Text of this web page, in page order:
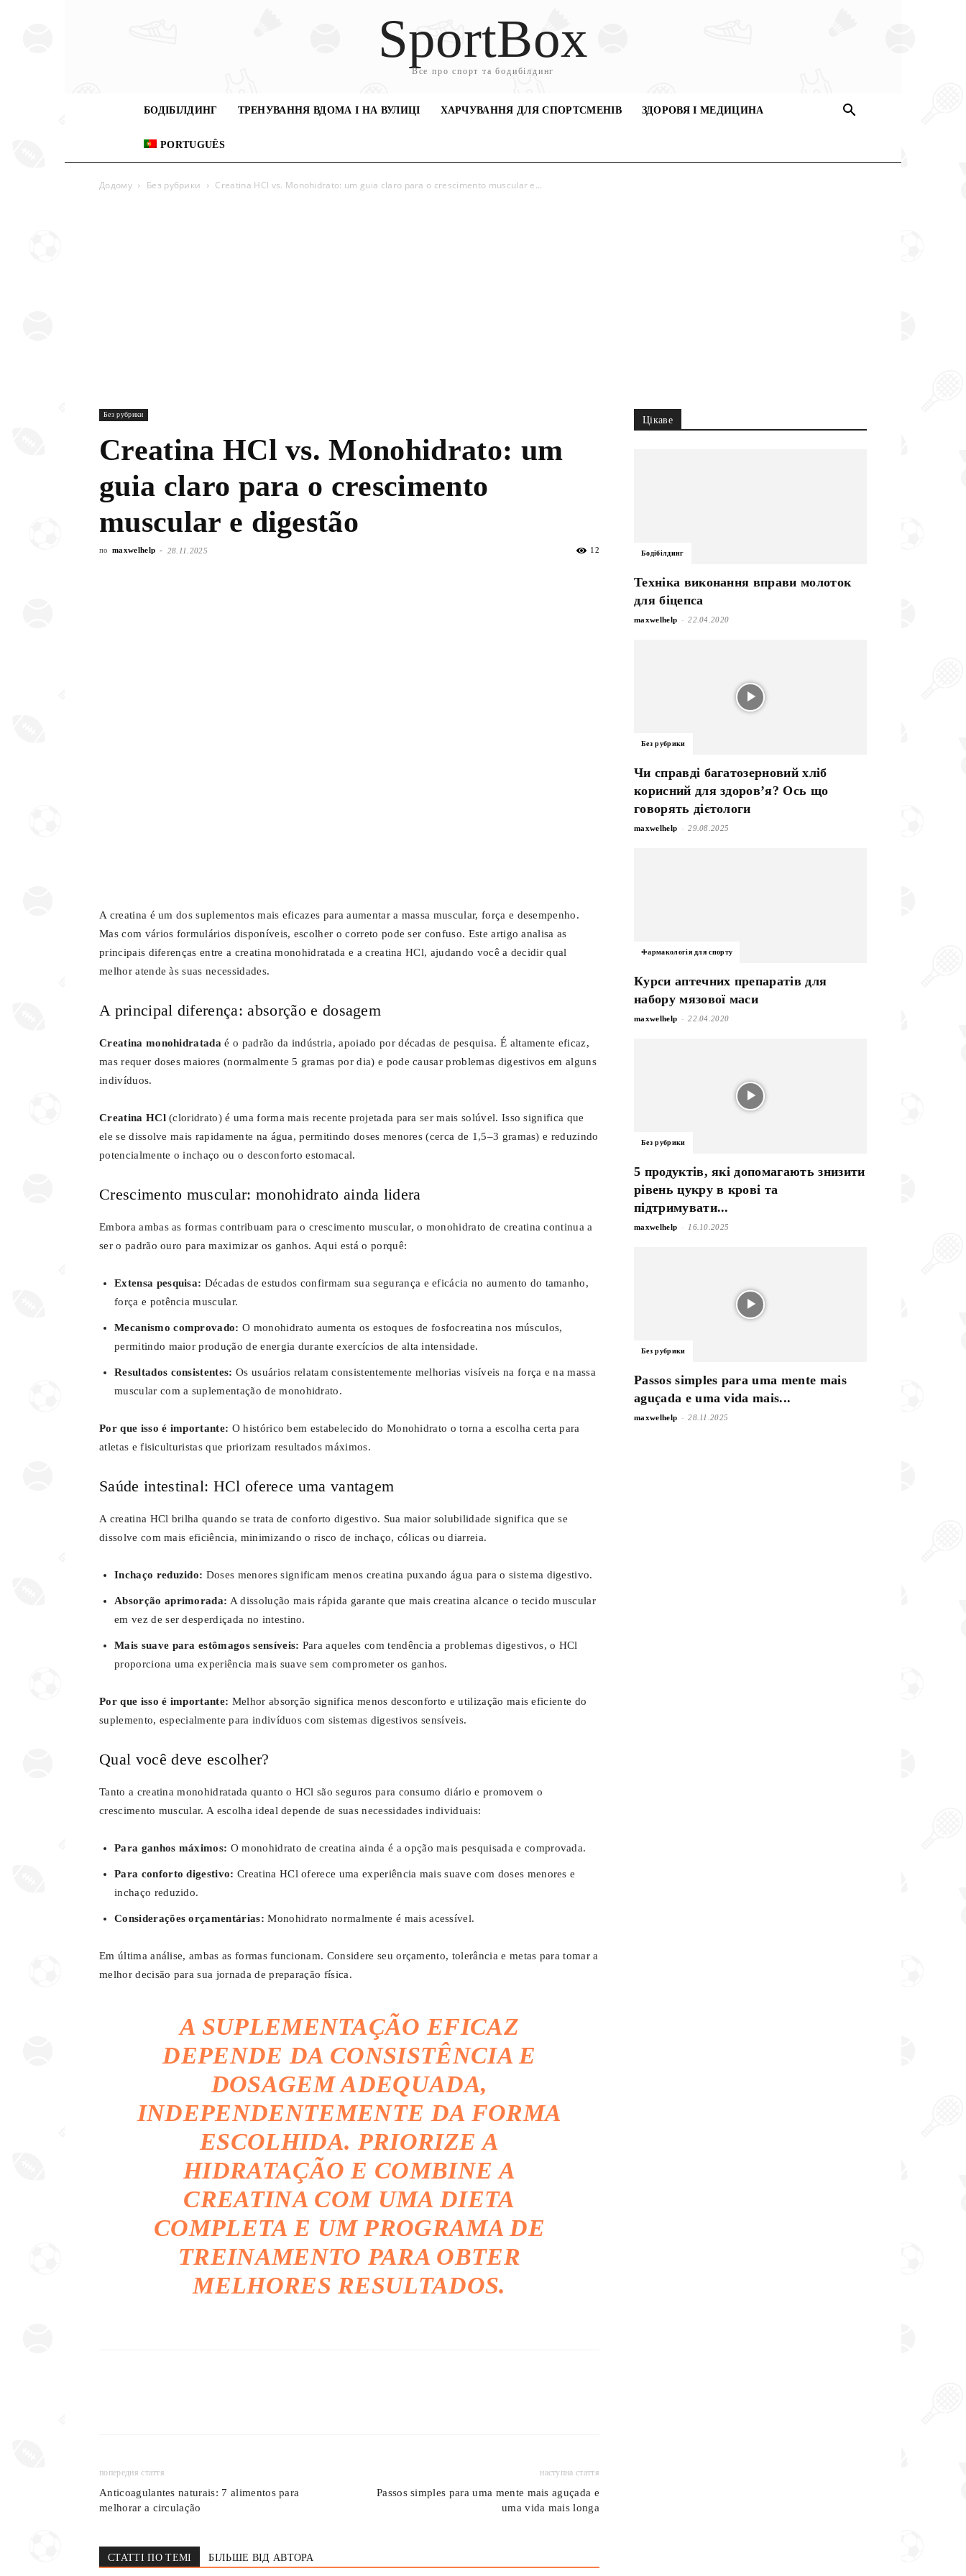
SportBox
Все про спорт та бодибілдинг
БОДІБІЛДИНГ ТРЕНУВАННЯ ВДОМА І НА ВУЛИЦІ ХАРЧУВАННЯ ДЛЯ СПОРТСМЕНІВ ЗДОРОВЯ І МЕДИЦИНА
PORTUGUÊS
Додому Без рубрики Creatina HCl vs. Monohidrato: um guia claro para o crescimento muscular e...
Без рубрики
Creatina HCl vs. Monohidrato: um
guia claro para o crescimento
muscular e digestão
по maxwelhelp - 28.11.2025 12
A creatina é um dos suplementos mais eficazes para aumentar a massa muscular, força e desempenho.
Mas com vários formulários disponíveis, escolher o correto pode ser confuso. Este artigo analisa as
principais diferenças entre a creatina monohidratada e a creatina HCl, ajudando você a decidir qual
melhor atende às suas necessidades.
A principal diferença: absorção e dosagem
Creatina monohidratada é o padrão da indústria, apoiado por décadas de pesquisa. É altamente eficaz,
mas requer doses maiores (normalmente 5 gramas por dia) e pode causar problemas digestivos em alguns
indivíduos.
Creatina HCl(cloridrato) é uma forma mais recente projetada para ser mais solúvel. Isso significa que
ele se dissolve mais rapidamente na água, permitindo doses menores (cerca de 1,5–3 gramas) e reduzindo
potencialmente o inchaço ou o desconforto estomacal.
Crescimento muscular: monohidrato ainda lidera
Embora ambas as formas contribuam para o crescimento muscular, o monohidrato de creatina continua a
ser o padrão ouro para maximizar os ganhos. Aqui está o porquê:
Extensa pesquisa: Décadas de estudos confirmam sua segurança e eficácia no aumento do tamanho,
força e potência muscular.
Mecanismo comprovado: O monohidrato aumenta os estoques de fosfocreatina nos músculos,
permitindo maior produção de energia durante exercícios de alta intensidade.
Resultados consistentes: Os usuários relatam consistentemente melhorias visíveis na força e na massa
muscular com a suplementação de monohidrato.
Por que isso é importante: O histórico bem estabelecido do Monohidrato o torna a escolha certa para
atletas e fisiculturistas que priorizam resultados máximos.
Saúde intestinal: HCl oferece uma vantagem
A creatina HCl brilha quando se trata de conforto digestivo. Sua maior solubilidade significa que se
dissolve com mais eficiência, minimizando o risco de inchaço, cólicas ou diarreia.
Inchaço reduzido: Doses menores significam menos creatina puxando água para o sistema digestivo.
Absorção aprimorada: A dissolução mais rápida garante que mais creatina alcance o tecido muscular
em vez de ser desperdiçada no intestino.
Mais suave para estômagos sensíveis: Para aqueles com tendência a problemas digestivos, o HCl
proporciona uma experiência mais suave sem comprometer os ganhos.
Por que isso é importante: Melhor absorção significa menos desconforto e utilização mais eficiente do
suplemento, especialmente para indivíduos com sistemas digestivos sensíveis.
Qual você deve escolher?
Tanto a creatina monohidratada quanto o HCl são seguros para consumo diário e promovem o
crescimento muscular. A escolha ideal depende de suas necessidades individuais:
Para ganhos máximos: O monohidrato de creatina ainda é a opção mais pesquisada e comprovada.
Para conforto digestivo: Creatina HCl oferece uma experiência mais suave com doses menores e
inchaço reduzido.
Considerações orçamentárias: Monohidrato normalmente é mais acessível.
Em última análise, ambas as formas funcionam. Considere seu orçamento, tolerância e metas para tomar a
melhor decisão para sua jornada de preparação física.
A SUPLEMENTAÇÃO EFICAZ
DEPENDE DA CONSISTÊNCIA E
DOSAGEM ADEQUADA,
INDEPENDENTEMENTE DA FORMA
ESCOLHIDA. PRIORIZE A
HIDRATAÇÃO E COMBINE A
CREATINA COM UMA DIETA
COMPLETA E UM PROGRAMA DE
TREINAMENTO PARA OBTER
MELHORES RESULTADOS.
попередня стаття
Anticoagulantes naturais: 7 alimentos para
melhorar a circulação
наступна стаття
Passos simples para uma mente mais aguçada e
uma vida mais longa
СТАТТІ ПО ТЕМІ БІЛЬШЕ ВІД АВТОРА
Цікаве
Бодібілдинг
Техніка виконання вправи молоток
для біцепса
maxwelhelp - 22.04.2020
Без рубрики
Чи справді багатозерновий хліб
корисний для здоров’я? Ось що
говорять дієтологи
maxwelhelp - 29.08.2025
Фармакологія для спорту
Курси аптечних препаратів для
набору мязової маси
maxwelhelp - 22.04.2020
Без рубрики
5 продуктів, які допомагають знизити
рівень цукру в крові та
підтримувати...
maxwelhelp - 16.10.2025
Без рубрики
Passos simples para uma mente mais
aguçada e uma vida mais...
maxwelhelp - 28.11.2025